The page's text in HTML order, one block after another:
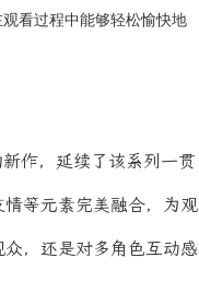
看过程中能够轻松愉快地
作，延续了该系列一贯
等元素完美融合，为观
，还是对多角色互动感